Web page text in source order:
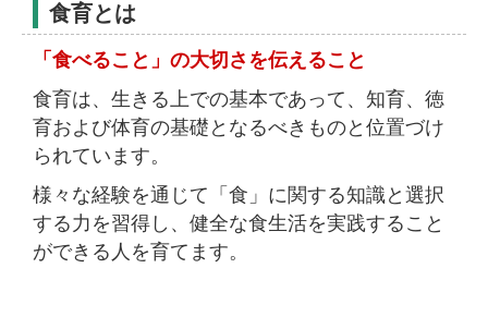
食育とは
「食べること」の大切さを伝えること
食育は、生きる上での基本であって、知育、徳
育および体育の基礎となるべきものと位置づけ
られています。
様々な経験を通じて「食」に関する知識と選択
する力を習得し、健全な食生活を実践すること
ができる人を育てます。